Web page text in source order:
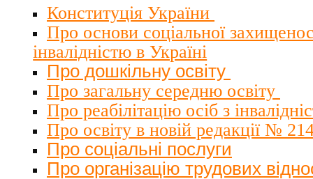
Конституція України
Про основи соціальної
інвалідністю в Україні
Про дошкільну освіту
Про загальну середню освіту
Про реабілітацію осіб з
Про освіту в новій редакції №
Про соціальні послуги
Про організацію трудових